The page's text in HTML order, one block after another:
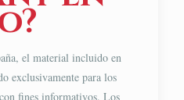
el material incluido en
exclusivamente para los
fines informativos. Los